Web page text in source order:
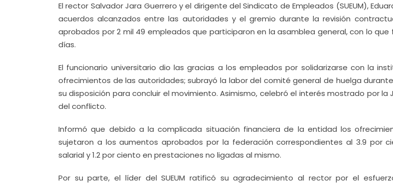
El rector Salvador Jara Guerrero y el dirigente del Sindicato de Empleados (SUEUM),
acuerdos alcanzados entre las autoridades y el gremio durante la revisión
aprobados por 2 mil 49 empleados que participaron en la asamblea general, con lo que
días.
El funcionario universitario dio las gracias a los empleados por solidarizarse con la
ofrecimientos de las autoridades; subrayó la labor del comité general de huelga
su disposición para concluir el movimiento. Asimismo, celebró el interés mostrado por la
del conflicto.
Informó que debido a la complicada situación financiera de la entidad los
sujetaron a los aumentos aprobados por la federación correspondientes al 3.9 por
salarial y 1.2 por ciento en prestaciones no ligadas al mismo.
Por su parte, el líder del SUEUM ratificó su agradecimiento al rector por el